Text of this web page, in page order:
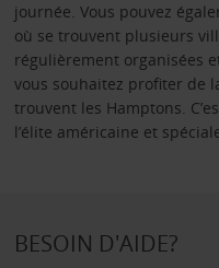
journée. Vous pouvez
où se trouvent plusieurs
régulièrement organisées
vous souhaitez profiter de
trouvent les Hamptons.
l’élite américaine et
BESOIN D'AIDE?